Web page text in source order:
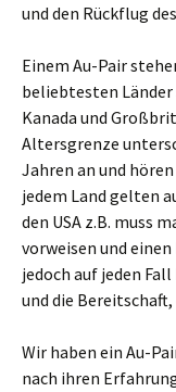
und den Rückflug
Einem Au-Pair
beliebtesten Länder
Kanada und
Altersgrenze
Jahren an und
jedem Land gelten
den USA z.B. muss
vorweisen und
jedoch auf jeden
und die
Wir haben ein Au-
nach ihren